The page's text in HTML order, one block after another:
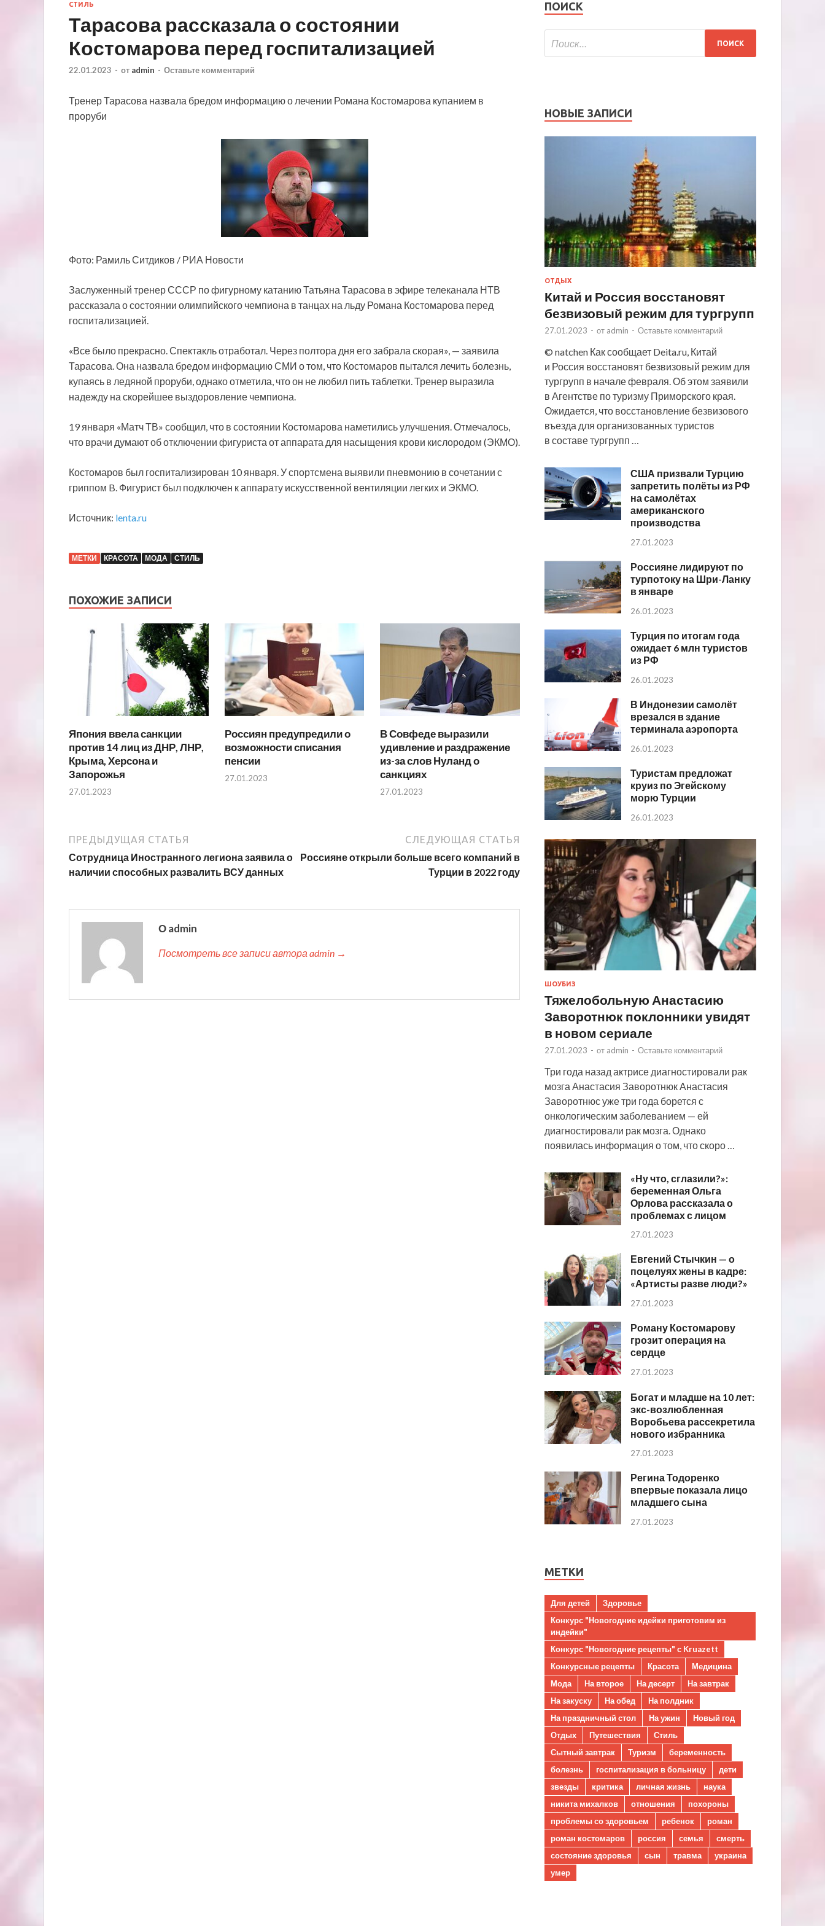
СТИЛЬ
Тарасова рассказала о состоянии
Костомарова перед госпитализацией
22.01.2023 - от admin - Оставьте комментарий
Тренер Тарасова назвала бредом информацию о лечении Романа Костомарова купанием в
проруби
Фото: Рамиль Ситдиков / РИА Новости
Заслуженный тренер СССР по фигурному катанию Татьяна Тарасова в эфире телеканала НТВ
рассказала о состоянии олимпийского чемпиона в танцах на льду Романа Костомарова перед
госпитализацией.
«Все было прекрасно. Спектакль отработал. Через полтора дня его забрала скорая», — заявила
Тарасова. Она назвала бредом информацию СМИ о том, что Костомаров пытался лечить болезнь,
купаясь в ледяной проруби, однако отметила, что он не любил пить таблетки. Тренер выразила
надежду на скорейшее выздоровление чемпиона.
19 января «Матч ТВ» сообщил, что в состоянии Костомарова наметились улучшения. Отмечалось,
что врачи думают об отключении фигуриста от аппарата для насыщения крови кислородом (ЭКМО).
Костомаров был госпитализирован 10 января. У спортсмена выявили пневмонию в сочетании с
гриппом B. Фигурист был подключен к аппарату искусственной вентиляции легких и ЭКМО.
Источник: lenta.ru
МЕТКИ КРАСОТА МОДА СТИЛЬ
ПОХОЖИЕ ЗАПИСИ
Япония ввела санкции
против 14 лиц из ДНР, ЛНР,
Крыма, Херсона и
Запорожья
27.01.2023
Россиян предупредили о
возможности списания
пенсии
27.01.2023
В Совфеде выразили
удивление и раздражение
из-за слов Нуланд о
санкциях
27.01.2023
ПРЕДЫДУЩАЯ СТАТЬЯ
Сотрудница Иностранного легиона заявила о
наличии способных развалить ВСУ данных
СЛЕДУЮЩАЯ СТАТЬЯ
Россияне открыли больше всего компаний в
Турции в 2022 году
О admin
Посмотреть все записи автора admin →
ПОИСК
НОВЫЕ ЗАПИСИ
ОТДЫХ
Китай и Россия восстановят
безвизовый режим для тургрупп
27.01.2023 - от admin - Оставьте комментарий
© natchen Как сообщает Deita.ru, Китай
и Россия восстановят безвизовый режим для
тургрупп в начале февраля. Об этом заявили
в Агентстве по туризму Приморского края.
Ожидается, что восстановление безвизового
въезда для организованных туристов
в составе тургрупп …
США призвали Турцию
запретить полёты из РФ
на самолётах
американского
производства
27.01.2023
Россияне лидируют по
турпотоку на Шри-Ланку
в январе
26.01.2023
Турция по итогам года
ожидает 6 млн туристов
из РФ
26.01.2023
В Индонезии самолёт
врезался в здание
терминала аэропорта
26.01.2023
Туристам предложат
круиз по Эгейскому
морю Турции
26.01.2023
ШОУБИЗ
Тяжелобольную Анастасию
Заворотнюк поклонники увидят
в новом сериале
27.01.2023 - от admin - Оставьте комментарий
Три года назад актрисе диагностировали рак
мозга Анастасия Заворотнюк Анастасия
Заворотнюс уже три года борется с
онкологическим заболеванием — ей
диагностировали рак мозга. Однако
появилась информация о том, что скоро …
«Ну что, сглазили?»:
беременная Ольга
Орлова рассказала о
проблемах с лицом
27.01.2023
Евгений Стычкин — о
поцелуях жены в кадре:
«Артисты разве люди?»
27.01.2023
Роману Костомарову
грозит операция на
сердце
27.01.2023
Богат и младше на 10 лет:
экс-возлюбленная
Воробьева рассекретила
нового избранника
27.01.2023
Регина Тодоренко
впервые показала лицо
младшего сына
27.01.2023
МЕТКИ
Для детей
Здоровье
Конкурс "Новогодние идейки приготовим из
индейки"
Конкурс "Новогодние рецепты" с Kruazett
Конкурсные рецепты
Красота
Медицина
Мода
На второе На десерт
На завтрак
На закуску
На обед
На полдник
На праздничный стол
На ужин
Новый год
Отдых
Путешествия
Стиль
Сытный завтрак
Туризм
беременность
болезнь
госпитализация в больницу
дети
звезды
критика личная жизнь
наука
никита михалков
отношения
похороны
проблемы со здоровьем
ребенок
роман
роман костомаров
россия семья
смерть
состояние здоровья
сын травма
украина
умер